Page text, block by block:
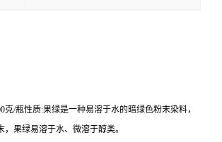
克/瓶性质:果绿是一种易溶于水的暗绿色粉末染料，
，果绿易溶于水、微溶于醇类。